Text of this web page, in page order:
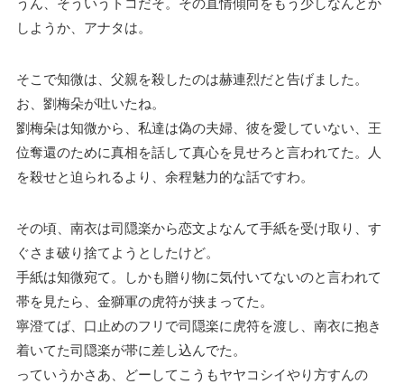
うん、そういうトコだそ。その直情傾向をもう少しなんとか
しようか、アナタは。
そこで知微は、父親を殺したのは赫連烈だと告げました。
お、劉梅朵が吐いたね。
劉梅朵は知微から、私達は偽の夫婦、彼を愛していない、王
位奪還のために真相を話して真心を見せろと言われてた。人
を殺せと迫られるより、余程魅力的な話ですわ。
その頃、南衣は司隠楽から恋文よなんて手紙を受け取り、す
ぐさま破り捨てようとしたけど。
手紙は知微宛て。しかも贈り物に気付いてないのと言われて
帯を見たら、金獅軍の虎符が挟まってた。
寧澄てば、口止めのフリで司隠楽に虎符を渡し、南衣に抱き
着いてた司隠楽が帯に差し込んでた。
っていうかさあ、どーしてこうもヤヤコシイやり方すんの